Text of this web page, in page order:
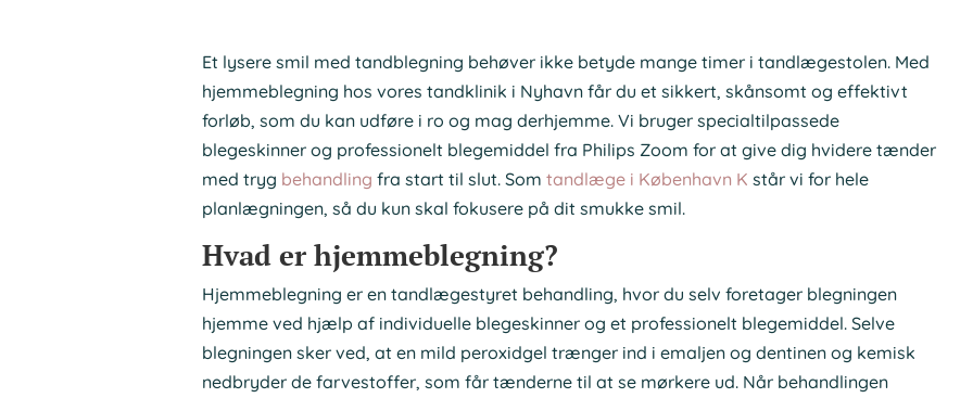
Et lysere smil med tandblegning behøver ikke betyde mange timer i tandlægestolen. Med
hjemmeblegning hos vores tandklinik i Nyhavn får du et sikkert, skånsomt og effektivt
forløb, som du kan udføre i ro og mag derhjemme. Vi bruger specialtilpassede
blegeskinner og professionelt blegemiddel fra Philips Zoom for at give dig hvidere tænder
med tryg behandling fra start til slut. Som tandlæge i København K står vi for hele
planlægningen, så du kun skal fokusere på dit smukke smil.
Hvad er hjemmeblegning?
Hjemmeblegning er en tandlægestyret behandling, hvor du selv foretager blegningen
hjemme ved hjælp af individuelle blegeskinner og et professionelt blegemiddel. Selve
blegningen sker ved, at en mild peroxidgel trænger ind i emaljen og dentinen og kemisk
nedbryder de farvestoffer, som får tænderne til at se mørkere ud. Når behandlingen